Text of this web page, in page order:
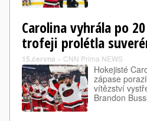
Carolina vyhrála po
trofeji prolétla
15.června » CNN Prima NEWS
Hokejisté
zápase
vítězství
Brandon